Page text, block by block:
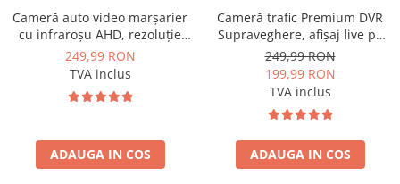
Hyundai
Chevrolet
Cameră auto video marșarier
cu infraroșu AHD, rezoluție
1920x1080P, unghi deschis
155° - AD-BGCM10-G
249,99 RON
TVA inclus
ADAUGA IN COS
Cameră trafic Premium DVR
Supraveghere, afișaj live pe
multimedia și înregistrare pe
SD - AD-BGCMDVR3
249,99 RON
199,99 RON
TVA inclus
ADAUGA IN COS